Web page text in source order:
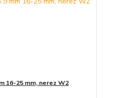
16-25 mm, nerez W2